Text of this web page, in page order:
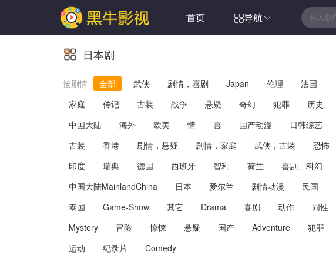
首页 导航
日本剧
按剧情 全部 武侠 剧情，喜剧 Japan 伦理 法国
家庭
传记 古装 战争 悬疑 奇幻 犯罪 历史
中国大陆
海外 欧美 情 喜 国产动漫 日韩综艺
古装
香港 剧情，悬疑 剧情，家庭 武侠，古装 恐怖
印度
瑞典 德国 西班牙 智利 荷兰 喜剧、科幻
中国大陆MainlandChina
日本 爱尔兰 剧情动漫 民国
泰国
Game-Show 其它 Drama 喜剧 动作 同性
Mystery
冒险 惊悚 悬疑 国产 Adventure 犯罪
运动
纪录片 Comedy